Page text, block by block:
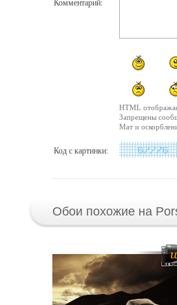
Комментарий:
HTML
Запрещены
Мат и
Код с картинки:
Обои похожие на